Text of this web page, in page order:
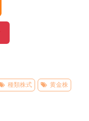
種類株式 黄金株